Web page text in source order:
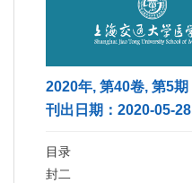
2020年, 第40卷, 第5期
刊出日期：2020-05-28
目录
封二